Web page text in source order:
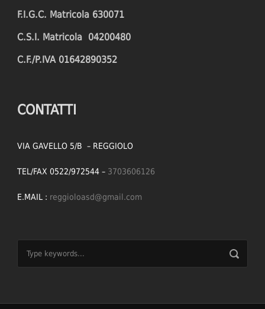
F.I.G.C. Matricola 630071
C.S.I. Matricola 04200480
C.F./P.IVA 01642890352
CONTATTI
VIA GAVELLO 5/B – REGGIOLO
TEL/FAX 0522/972544 – 3703606126
E.MAIL : reggioloasd@gmail.com